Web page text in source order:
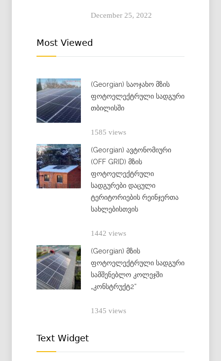
December 25, 2022
Most Viewed
(Georgian) საოჯახო მზის
ფოტოელექტრული სადგური
თბილისში
1585 views
(Georgian) ავტონომიური
(OFF GRID) მზის
ფოტოელექტრული
სადგურები დაცული
ტერიტორიების რეინჯერთა
სახლებისთვის
1442 views
(Georgian) მზის
ფოტოელექტრული სადგური
სამშენებლო კოლეჯში
„კონსტრუქტ2“
1345 views
Text Widget